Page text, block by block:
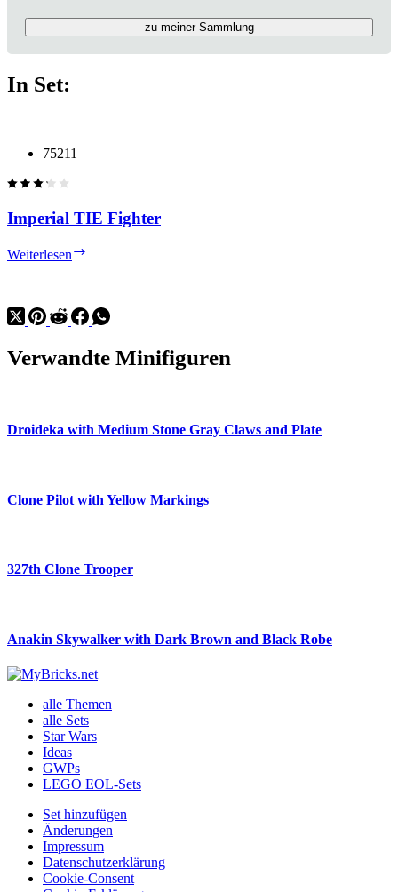
zu meiner Sammlung
In Set:
75211
Imperial TIE Fighter
Weiterlesen
Verwandte Minifiguren
Droideka with Medium Stone Gray Claws and Plate
Clone Pilot with Yellow Markings
327th Clone Trooper
Anakin Skywalker with Dark Brown and Black Robe
alle Themen
alle Sets
Star Wars
Ideas
GWPs
LEGO EOL-Sets
Set hinzufügen
Änderungen
Impressum
Datenschutzerklärung
Cookie-Consent